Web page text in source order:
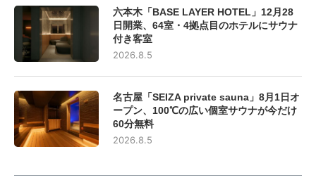
六本木「BASE LAYER HOTEL」12月28
日開業、64室・4拠点目のホテルにサウナ
付き客室
2026.8.5
名古屋「SEIZA private sauna」8月1日オ
ープン、100℃の広い個室サウナが今だけ
60分無料
2026.8.5